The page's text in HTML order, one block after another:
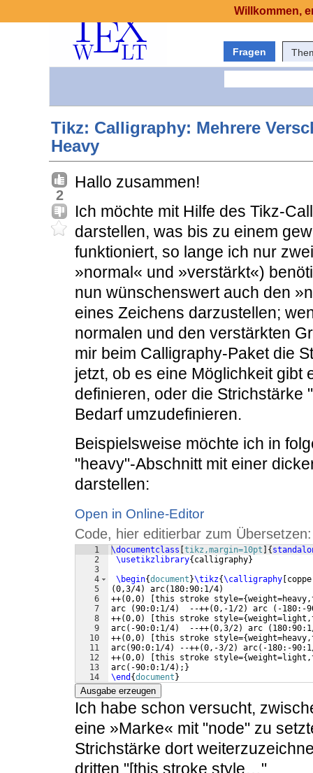
Fragen
Tikz: Calligraphy: Mehrere
Heavy
2
Hallo zusammen!
Ich möchte mit Hilfe des Tikz-
darstellen, was bis zu einem
funktioniert, so lange ich nur
»normal« und »verstärkt«)
nun wünschenswert auch den
eines Zeichens darzustellen;
normalen und den verstärkten
mir beim Calligraphy-Paket die
jetzt, ob es eine Möglichkeit gibt
definieren, oder die Strichstärke
Bedarf umzudefinieren.
Beispielsweise möchte ich in
"heavy"-Abschnitt mit einer
darstellen:
Open in Online-Editor
Code, hier editierbar zum Übersetzen:
1
2
3
4
5
6
7
8
9
10
11
12
13
14
\documentclass tikz,margin=10pt {
\usetikzlibrary{ calligraphy}
\begin{document }\tikz{\calligraphy
(0,3/4) arc( 180:90:1/4)
++(0,0) this stroke style={
arc
(90:0:1/4)
  --++
(0,-1/2) arc ( -180:-
++(0,0) this stroke style={
arc( -90:0:1/4)
  --++
(0,3/2) arc (
++(0,0) this stroke style={
arc(90:0:1/4) --++(0,-3/2) arc( -180:-
++(0,0) this stroke style={
arc( -90:0:1/4) ; }
\end {document }
Ausgabe erzeugen
Ich habe schon versucht,
eine »Marke« mit "node" zu
Strichstärke dort
dritten "[this stroke style…"
Willkommen,